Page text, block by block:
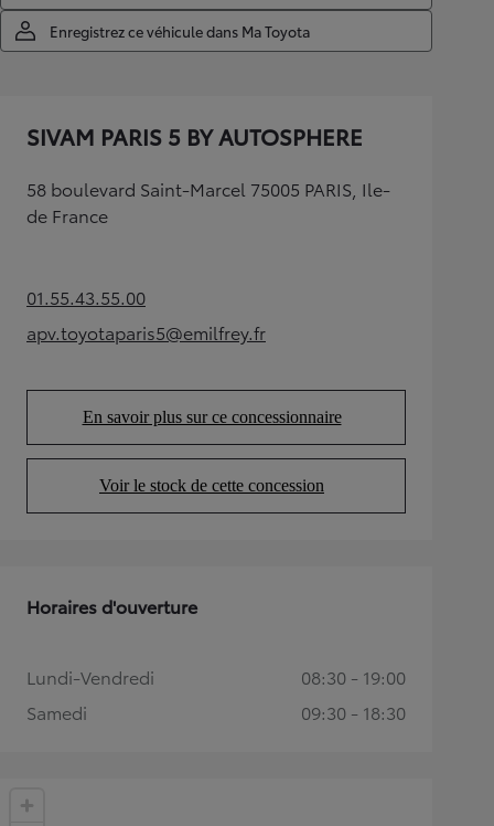
Enregistrez ce véhicule dans Ma Toyota
SIVAM PARIS 5 BY AUTOSPHERE
58 boulevard Saint-Marcel 75005 PARIS, Ile-
de France
01.55.43.55.00(Opens in new tab)
apv.toyotaparis5@emilfrey.fr
(Opens in new tab)
En savoir plus sur ce concessionnaire
(Opens in new tab)
Voir le stock de cette concession
(Opens in new tab)
Horaires d'ouverture
Lundi-Vendredi
08:30 - 19:00
Samedi
09:30 - 18:30